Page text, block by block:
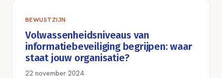
BEWUSTZIJN
Volwassenheidsniveaus van
informatiebeveiliging begrijpen: waar
staat jouw organisatie?
22 november 2024